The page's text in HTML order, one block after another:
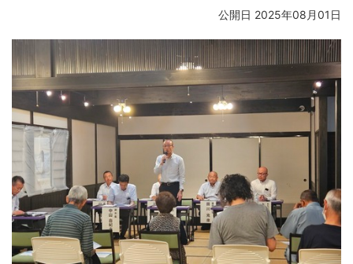
白
ふりがなをつける
読み上げる
言語を変更する
E
n
l
i
h
简
体
中
文
繁
体
中
文
한
국
어
保険・年金・介護
健康・予防
税 育児・教育
住宅・インフラ 環境・衛生
消費生活
移住・定住
事業者の方へ
税 入札・契約
公開日 2025年08月01日